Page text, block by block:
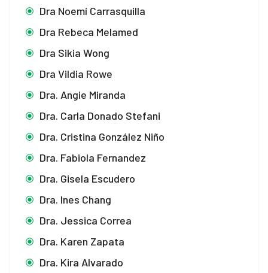
Dra Noemí Carrasquilla
Dra Rebeca Melamed
Dra Sikia Wong
Dra Vildia Rowe
Dra. Angie Miranda
Dra. Carla Donado Stefani
Dra. Cristina González Niño
Dra. Fabiola Fernandez
Dra. Gisela Escudero
Dra. Ines Chang
Dra. Jessica Correa
Dra. Karen Zapata
Dra. Kira Alvarado